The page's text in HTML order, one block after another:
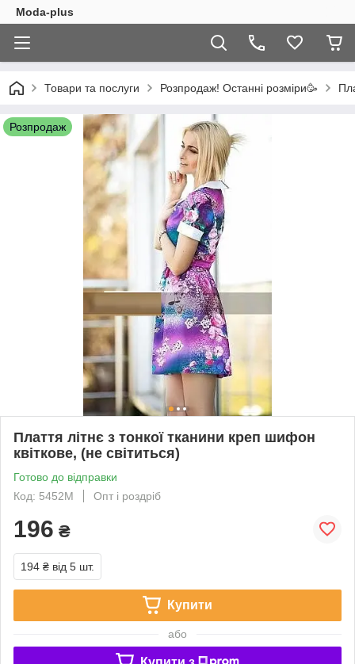
Moda-plus
Товари та послуги Розпродаж! Останні розміри🥳
Розпродаж
Плаття літнє з тонкої тканини креп шифон
квіткове, (не світиться)
Готово до відправки
Код: 5452М
Опт і роздріб
196 ₴
194 ₴ від 5 шт.
Купити
або